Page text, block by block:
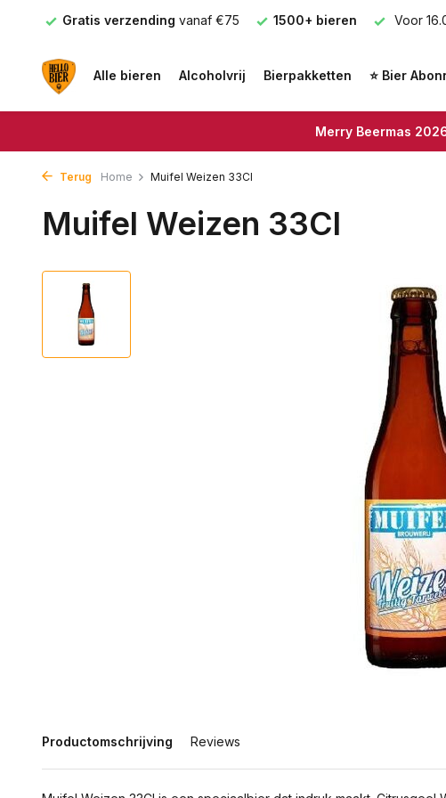
Gratis verzending vanaf €75 1500+ bieren Voor
Alle bieren Alcoholvrij Bierpakketten ⭐ Bier
Merry Beermas
Terug Home Muifel Weizen 33Cl
Muifel Weizen 33Cl
Productomschrijving Reviews